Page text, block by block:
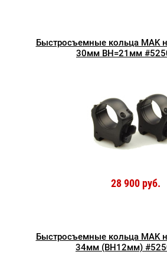
Быстросъемные кольца MAK
30мм BH=21мм
28 900 руб.
Быстросъемные кольца MAK
34мм (BH12мм)